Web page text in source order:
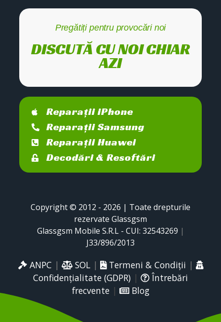
Pregătiți pentru provocări noi
DISCUTĂ CU NOI CHIAR
AZI
Reparații iPhone
Reparații Samsung
Reparații Huawei
Decodări & Resoftări
Copyright © 2012 - 2026 | Toate drepturile
rezervate Glassgsm
Glassgsm Mobile S.R.L - CUI: 32543269 |
J33/896/2013
ANPC | SOL| Termeni & Condiții |
Confidențialitate (GDPR) |
Întrebări
frecvente| Blog